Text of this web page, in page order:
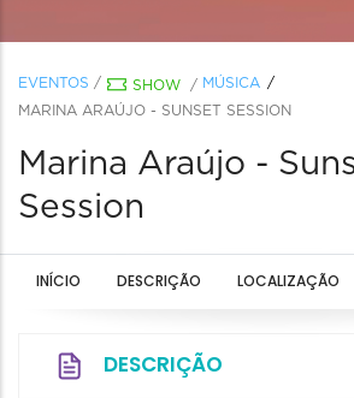
EVENTOS / SHOW / MÚSICA
MARINA ARAÚJO - SUNSET SESSION
Marina Araújo -
Session
INÍCIO DESCRIÇÃO LOCALIZAÇÃO
DESCRIÇÃO